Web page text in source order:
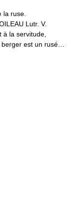
ruse.
Lutr. V.
la servitude,
est un rusé…